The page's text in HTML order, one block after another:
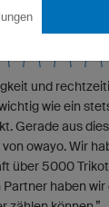
und
wie ein
Gerade aus
owayo. Wir
über 5000
haben wir